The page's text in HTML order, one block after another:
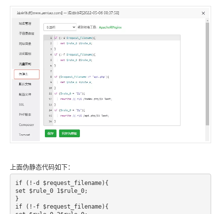
上面伪静态代码如下：
if (!-d $request_filename){
set $rule_0 1$rule_0;
}
if (!-f $request_filename){